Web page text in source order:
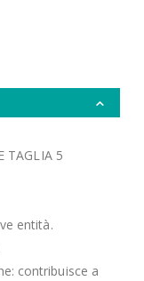
TAGLIA 5
entità.
contribuisce a